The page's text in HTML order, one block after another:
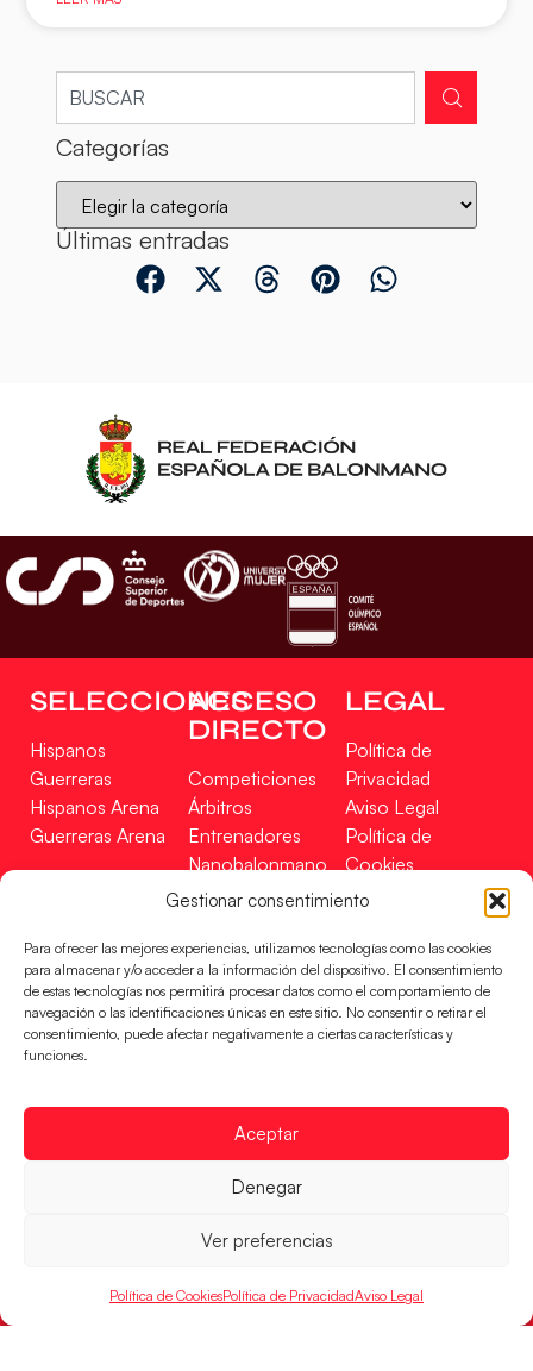
Gestionar consentimiento
Para ofrecer las mejores experiencias, utilizamos tecnologías como las cookies
para almacenar y/o acceder a la información del dispositivo. El consentimiento
de estas tecnologías nos permitirá procesar datos como el comportamiento de
navegación o las identificaciones únicas en este sitio. No consentir o retirar el
consentimiento, puede afectar negativamente a ciertas características y
funciones.
Aceptar
Denegar
Ver preferencias
Política de CookiesPolítica de PrivacidadAviso Legal
Categorías
Últimas entradas
SELECCIONES
Hispanos
Guerreras
Hispanos Arena
Guerreras Arena
ACCESO
DIRECTO
Competiciones
Árbitros
Entrenadores
Nanobalonmano
Tienda
LEGAL
Política de
Privacidad
Aviso Legal
Política de
Cookies
Mapa Web
Incidencias
CONTACTO
EN
FINANCIADO
RFEBM © 2024. Todos los derechos reservados –
Desarrollado por